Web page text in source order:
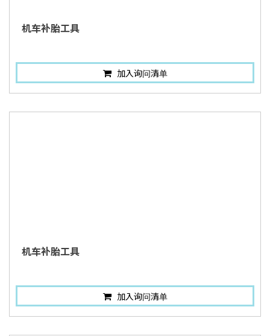
机车补胎工具
加入询问清单
机车补胎工具
加入询问清单